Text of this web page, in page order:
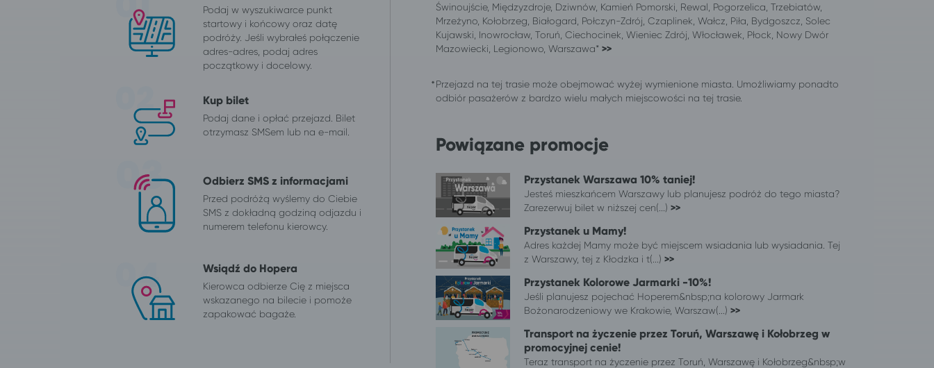
Podaj w wyszukiwarce punkt
startowy i końcowy oraz datę
podróży. Jeśli wybrałeś połączenie
adres-adres, podaj adres
początkowy i docelowy.
Kup bilet
Podaj dane i opłać przejazd. Bilet
otrzymasz SMSem lub na e-mail.
Odbierz SMS z informacjami
Przed podróżą wyślemy do Ciebie
SMS z dokładną godziną odjazdu i
numerem telefonu kierowcy.
Wsiądź do Hopera
Kierowca odbierze Cię z miejsca
wskazanego na bilecie i pomoże
zapakować bagaże.
Świnoujście, Międzyzdroje, Dziwnów, Kamień Pomorski, Rewal, Pogorzelica, Trzebiatów,
Mrzeżyno, Kołobrzeg, Białogard, Połczyn-Zdrój, Czaplinek, Wałcz, Piła, Bydgoszcz, Solec
Kujawski, Inowrocław, Toruń, Ciechocinek, Wieniec Zdrój, Włocławek, Płock, Nowy Dwór
Mazowiecki, Legionowo, Warszawa* >>
Przejazd na tej trasie może obejmować wyżej wymienione miasta. Umożliwiamy ponadto
odbiór pasażerów z bardzo wielu małych miejscowości na tej trasie.
Powiązane promocje
Przystanek Warszawa 10% taniej!
Jesteś mieszkańcem Warszawy lub planujesz podróż do tego miasta?
Zarezerwuj bilet w niższej cen(...) >>
Przystanek u Mamy!
Adres każdej Mamy może być miejscem wsiadania lub wysiadania. Tej
z Warszawy, tej z Kłodzka i t(...) >>
Przystanek Kolorowe Jarmarki -10%!
Jeśli planujesz pojechać Hoperem&nbsp;na kolorowy Jarmark
Bożonarodzeniowy we Krakowie, Warszaw(...) >>
Transport na życzenie przez Toruń, Warszawę i Kołobrzeg w
promocyjnej cenie!
Teraz transport na życzenie przez Toruń, Warszawę i Kołobrzeg&nbsp;w